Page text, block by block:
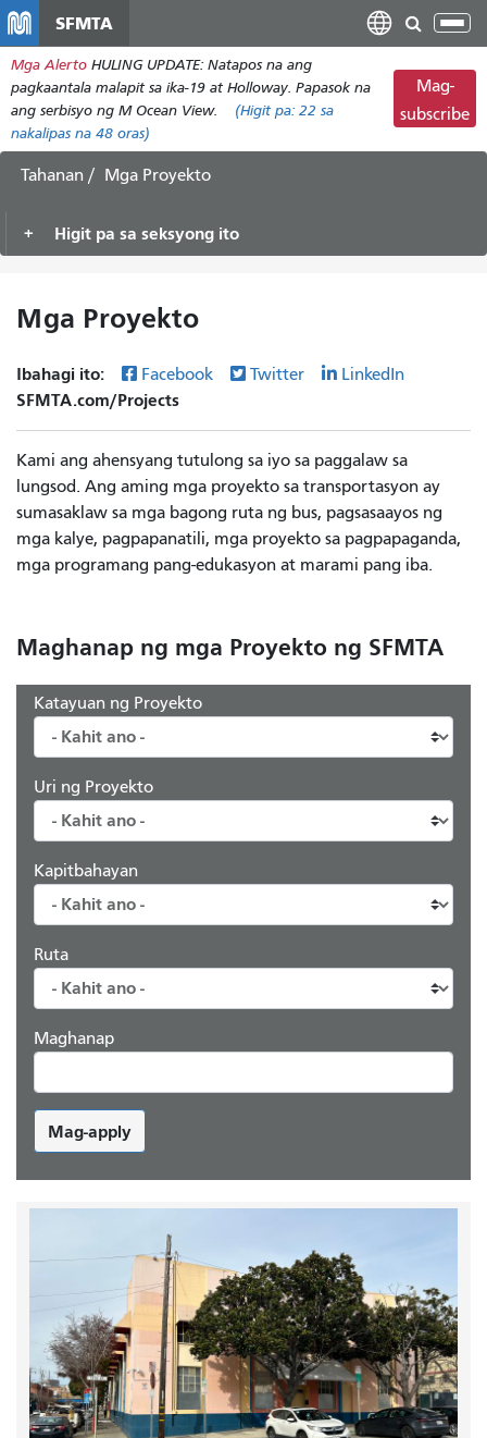
pangunahing
nilalaman
SFMTA
I-
ang
Mga Alerto HULING UPDATE: Natapos na ang
pagkaantala malapit sa ika-19 at Holloway. Papasok na
ang serbisyo ng M Ocean View.
(Higit pa: 22 sa
nakalipas na 48 oras)
Mag-
subscribe
Tahanan Mga Proyekto
Higit pa sa seksyong ito
Mga Proyekto
Ibahagi ito: Facebook Twitter LinkedIn
SFMTA.com/Projects
Kami ang ahensyang tutulong sa iyo sa paggalaw sa
lungsod. Ang aming mga proyekto sa transportasyon ay
sumasaklaw sa mga bagong ruta ng bus, pagsasaayos ng
mga kalye, pagpapanatili, mga proyekto sa pagpapaganda,
mga programang pang-edukasyon at marami pang iba.
Maghanap ng mga Proyekto ng SFMTA
Katayuan ng Proyekto
Uri ng Proyekto
Kapitbahayan
Ruta
Maghanap
Mag-apply